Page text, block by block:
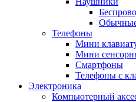
Телефоны
Мини
Мини
Смартфоны
Телефоны с
Электроника
Компьютерный